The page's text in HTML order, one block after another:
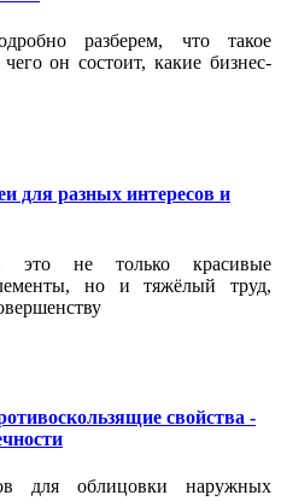
разберем, что такое
он состоит, какие бизнес-
для разных интересов и
это не только красивые
но и тяжёлый труд,
свойства -
для облицовки наружных